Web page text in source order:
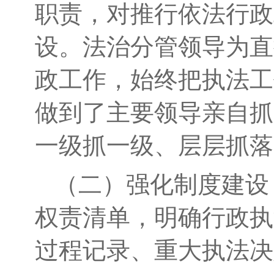
职责，对推行依法行
设。法治分管领导为
政工作，始终把执法
做到了主要领导亲自
一级抓一级、层层抓
（二）强化制度建
权责清单，明确行政
过程记录、重大执法